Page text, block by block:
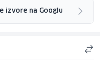
izvore na Googlu